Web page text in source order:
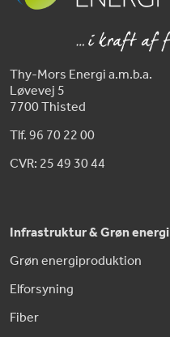
Thy-Mors Energi a.m.b.a.
Løvevej 5
7700 Thisted
Tlf. 96 70 22 00
CVR: 25 49 30 44
Infrastruktur & Grøn energi
Grøn energiproduktion
Elforsyning
Fiber